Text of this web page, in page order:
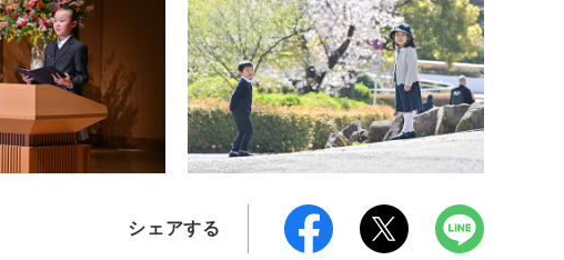
シェアする